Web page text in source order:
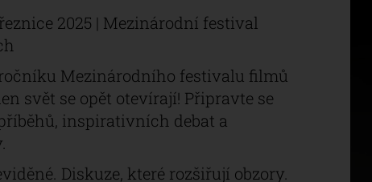
2025 | Mezinárodní festival
Mezinárodního festivalu filmů
svět se opět otevírají! Připravte se
inspirativních debat a
Diskuze, které rozšiřují obzory.